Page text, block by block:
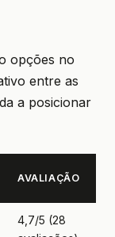
opções no
entre as
a posicionar
AVALIAÇÃO
4,7/5 (28